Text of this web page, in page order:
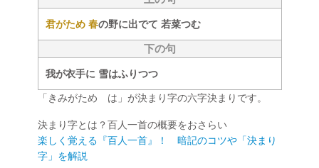
君がため 春 の野に出でて 若菜つむ
下の句
我が衣手に 雪はふりつつ
「きみがため は」が決まり字の六字決まりです。
決まり字とは？百人一首の概要をおさらい
楽しく覚える『百人一首』！ 暗記のコツや「決まり
字」を解説